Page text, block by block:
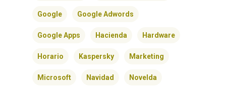
Google Google Adwords
Google Apps Hacienda Hardware
Horario Kaspersky Marketing
Microsoft Navidad Novelda